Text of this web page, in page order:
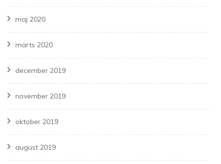
maj 2020
marts 2020
december 2019
november 2019
oktober 2019
august 2019